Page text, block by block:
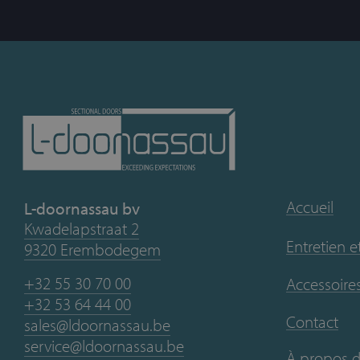
L-doornassau bv
Kwadelapstraat 2
9320 Erembodegem
+32 55 30 70 00
+32 53 64 44 00
sales@ldoornassau.be
service@ldoornassau.be
Accueil
Entretien
Contact